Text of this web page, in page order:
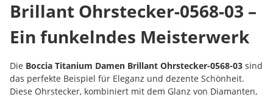
Brillant Ohrstecker-0568-03 –
Ein funkelndes Meisterwerk
Die Boccia Titanium Damen Brillant Ohrstecker-0568-03 sind
das perfekte Beispiel für Eleganz und dezente Schönheit.
Diese Ohrstecker, kombiniert mit dem Glanz von Diamanten,